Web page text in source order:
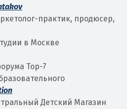
практик, продюсер,
в Москве
Top-7
Детский Магазин